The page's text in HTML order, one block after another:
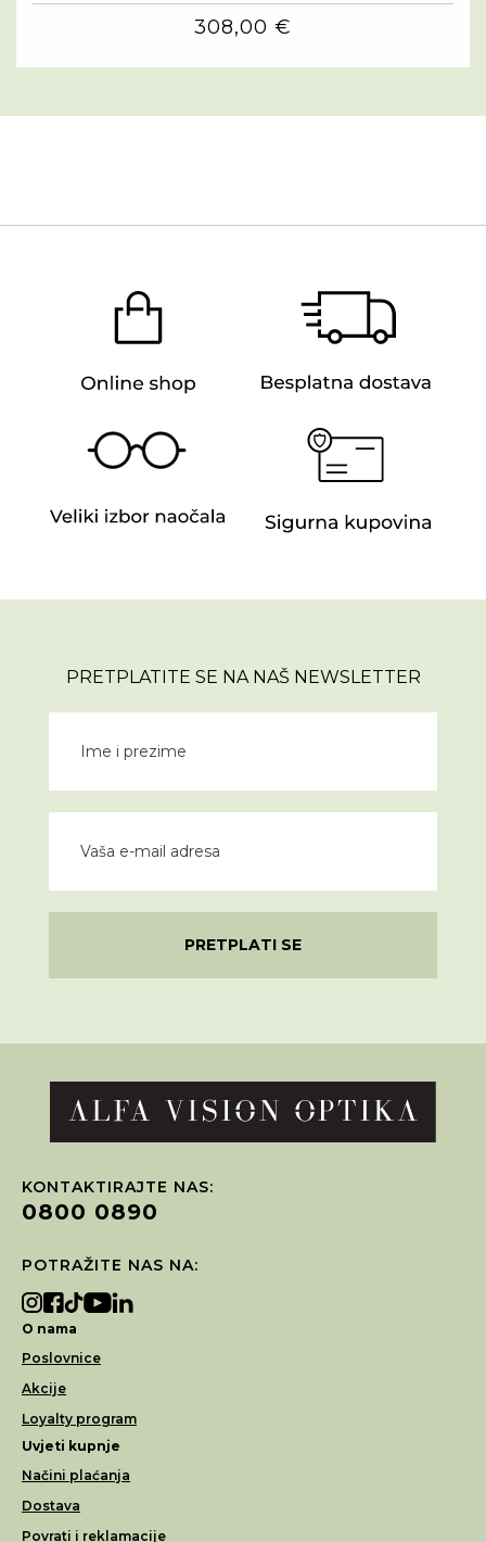
308,00 €
PRETPLATITE SE NA NAŠ NEWSLETTER
PRETPLATI SE
KONTAKTIRAJTE NAS:
0800 0890
POTRAŽITE NAS NA:
O nama
Poslovnice
Akcije
Loyalty program
Uvjeti kupnje
Načini plaćanja
Dostava
Povrati i reklamacije